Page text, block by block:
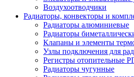
Воздухоотводчики
Радиаторы, конвекторы и
Радиаторы алюминиевые
Радиаторы
Клапаны и элементы
Узлы подключения для
Регистры отопительные
Радиаторы чугунные